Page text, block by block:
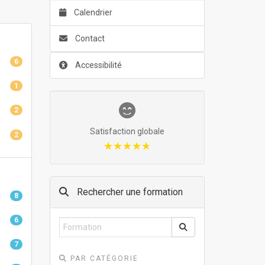
6
1
2
2
8
6
7
Calendrier
Contact
Accessibilité
Satisfaction globale
★★★★★
★★★★★
Rechercher une formation
PAR CATÉGORIE